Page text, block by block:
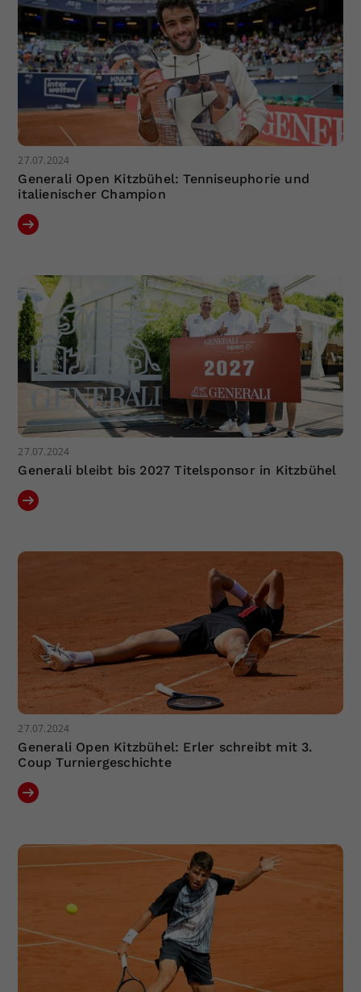
27.07.2024
Generali Open Kitzbühel: Tenniseuphorie und
italienischer Champion
27.07.2024
Generali bleibt bis 2027 Titelsponsor in Kitzbühel
27.07.2024
Generali Open Kitzbühel: Erler schreibt mit 3.
Coup Turniergeschichte